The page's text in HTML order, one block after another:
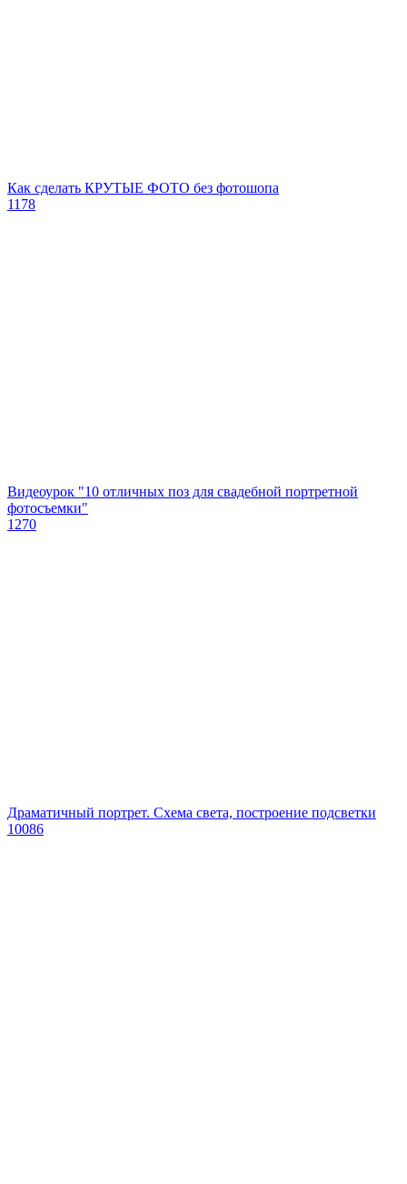
Как сделать КРУТЫЕ ФОТО без фотошопа
1178
Видеоурок "10 отличных поз для свадебной портретной
фотосъемки"
1270
Драматичный портрет. Схема света, построение подсветки
10086